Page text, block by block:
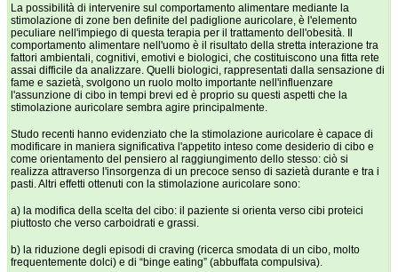
La possibilità di intervenire sul comportamento alimentare mediante la
stimolazione di zone ben definite del padiglione auricolare, è l'elemento
peculiare nell'impiego di questa terapia per il trattamento dell'obesità. Il
comportamento alimentare nell'uomo è il risultato della stretta interazione tra
fattori ambientali, cognitivi, emotivi e biologici, che costituiscono una fitta rete
assai difficile da analizzare. Quelli biologici, rappresentati dalla sensazione di
fame e sazietà, svolgono un ruolo molto importante nell'influenzare
l'assunzione di cibo in tempi brevi ed è proprio su questi aspetti che la
stimolazione auricolare sembra agire principalmente.
Studo recenti hanno evidenziato che la stimolazione auricolare è capace di
modificare in maniera significativa l'appetito inteso come desiderio di cibo e
come orientamento del pensiero al raggiungimento dello stesso: ciò si
realizza attraverso l'insorgenza di un precoce senso di sazietà durante e tra i
pasti. Altri effetti ottenuti con la stimolazione auricolare sono:
a) la modifica della scelta del cibo: il paziente si orienta verso cibi proteici
piuttosto che verso carboidrati e grassi.
b) la riduzione degli episodi di craving (ricerca smodata di un cibo, molto
frequentemente dolci) e di “binge eating” (abbuffata compulsiva).